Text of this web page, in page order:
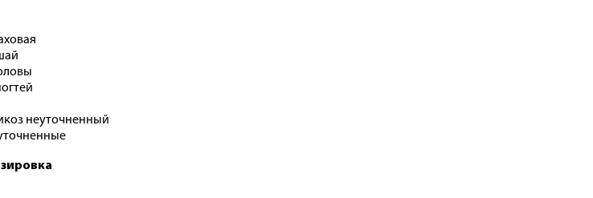
неуточненный